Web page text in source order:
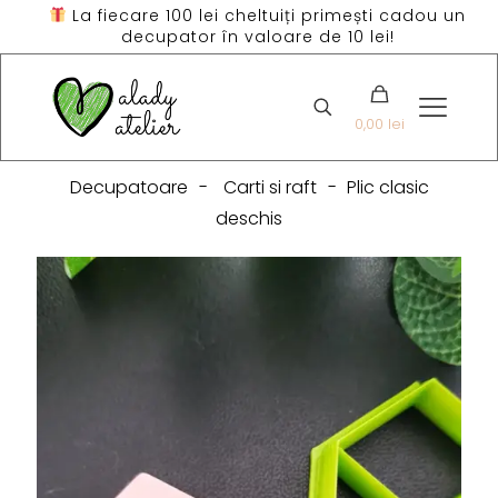
La fiecare 100 lei cheltuiți primești cadou un
decupator în valoare de 10 lei!
0,00 lei
Decupatoare - Carti si raft - Plic clasic
deschis